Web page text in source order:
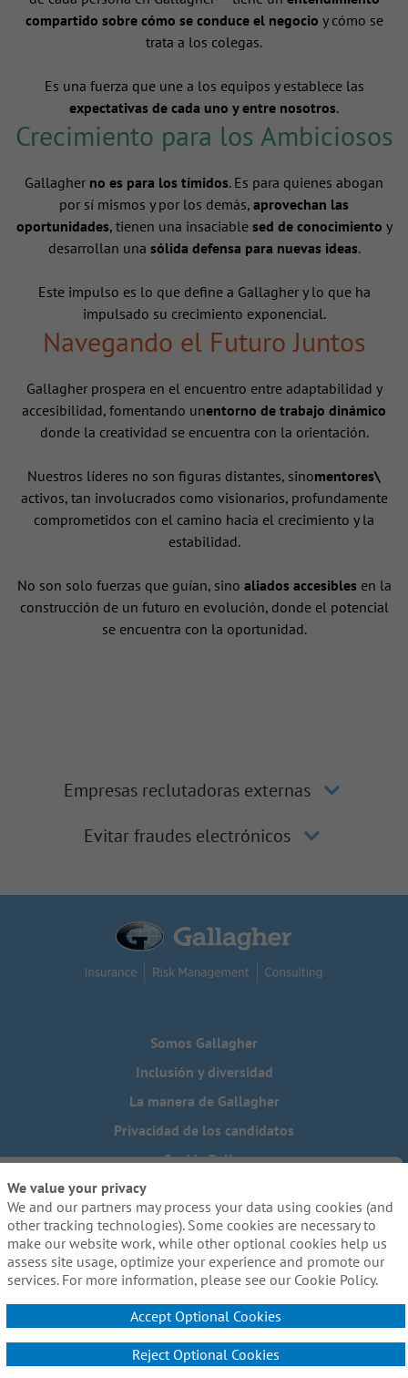
compartido sobre cómo se conduce el negocio y cómo se
trata a los colegas.
Es una fuerza que une a los equipos y establece las
expectativas de cada uno y entre nosotros.
Crecimiento para los Ambiciosos
Gallagher no es para los tímidos. Es para quienes abogan
por sí mismos y por los demás, aprovechan las
oportunidades, tienen una insaciable sed de conocimiento y
desarrollan una sólida defensa para nuevas ideas.
Este impulso es lo que define a Gallagher y lo que ha
impulsado su crecimiento exponencial.
Navegando el Futuro Juntos
Gallagher prospera en el encuentro entre adaptabilidad y
accesibilidad, fomentando unentorno de trabajo dinámico
donde la creatividad se encuentra con la orientación.
Nuestros líderes no son figuras distantes, sinomentores\
activos, tan involucrados como visionarios, profundamente
comprometidos con el camino hacia el crecimiento y la
estabilidad.
No son solo fuerzas que guían, sino aliados accesiblesen la
construcción de un futuro en evolución, donde el potencial
se encuentra con la oportunidad.
Empresas reclutadoras externas
Evitar fraudes electrónicos
Somos Gallagher
Inclusión y diversidad
La manera de Gallagher
Privacidad de los candidatos
Cookie Policy
Do Not Sell or Share My Personal Information - US Residents
¿Necesita una adaptación especial para completar alguna
parte de nuestro proceso de solicitud, incluido el uso de
este sitio web? Escríbanos a:Careers@ajg.com
We value your privacy
We and our partners may process your data using cookies (and
other tracking technologies). Some cookies are necessary to
make our website work, while other optional cookies help us
assess site usage, optimize your experience and promote our
services. For more information, please see our Cookie Policy.
Accept Optional Cookies
Reject Optional Cookies